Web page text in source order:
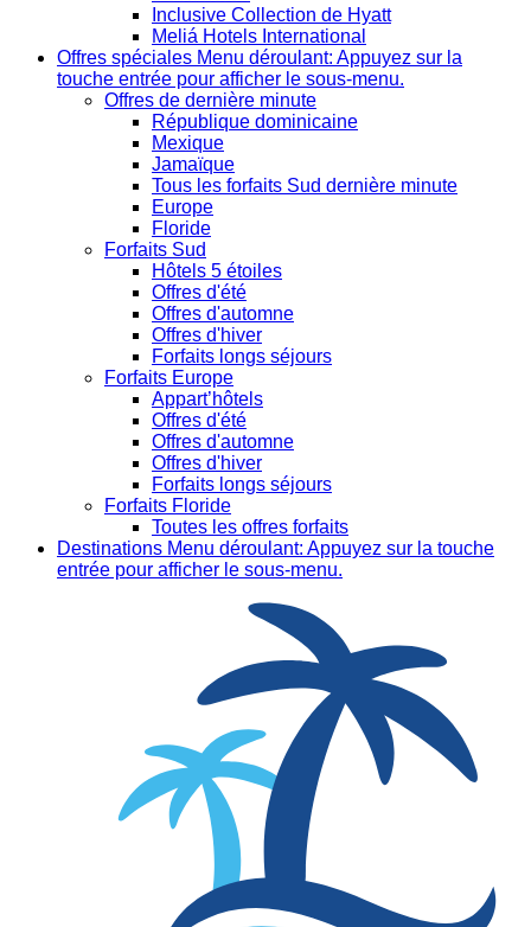
Inclusive Collection de Hyatt
Meliá Hotels International
Offres spéciales Menu déroulant: Appuyez sur la
touche entrée pour afficher le sous-menu.
Offres de dernière minute
République dominicaine
Mexique
Jamaïque
Tous les forfaits Sud dernière minute
Europe
Floride
Forfaits Sud
Hôtels 5 étoiles
Offres d'été
Offres d'automne
Offres d'hiver
Forfaits longs séjours
Forfaits Europe
Appart’hôtels
Offres d'été
Offres d'automne
Offres d'hiver
Forfaits longs séjours
Forfaits Floride
Toutes les offres forfaits
Destinations Menu déroulant: Appuyez sur la touche
entrée pour afficher le sous-menu.